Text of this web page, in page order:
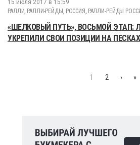
15 июля 2017 в 15:59
РАЛЛИ, РАЛЛИ-РЕЙДЫ , РОССИЯ , РАЛЛИ-РЕЙДЫ
«ШЕЛКОВЫЙ ПУТЬ», ВОСЬМОЙ ЭТАП:
УКРЕПИЛИ СВОИ ПОЗИЦИИ НА ПЕСКАХ
1 2 › »